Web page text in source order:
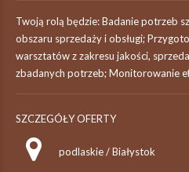
Twoją rolą będzie: Badanie potrzeb
obszaru sprzedaży i obsługi;
warsztatów z zakresu jakości,
zbadanych potrzeb; Monitorowanie
SZCZEGÓŁY OFERTY
podlaskie / Białystok